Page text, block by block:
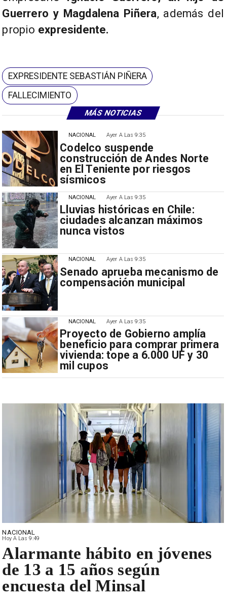
MÁS NOTICIAS
Ayer A Las 9:35
Codelco suspende
construcción de Andes Norte
en El Teniente por riesgos
sísmicos
NACIONAL
Ayer A Las 9:35
Lluvias históricas en Chile:
ciudades alcanzan máximos
nunca vistos
NACIONAL
Ayer A Las 9:35
Senado aprueba mecanismo de
compensación municipal
NACIONAL
Ayer A Las 9:35
Proyecto de Gobierno amplía
beneficio para comprar primera
vivienda: tope a 6.000 UF y 30
mil cupos
NACIONAL
Guerrero y Magdalena Piñera, además del
propio expresidente.
EXPRESIDENTE SEBASTIÁN PIÑERA
FALLECIMIENTO
NACIONAL
Hoy A Las 9:49
Alarmante hábito en jóvenes
de 13 a 15 años según
encuesta del Minsal